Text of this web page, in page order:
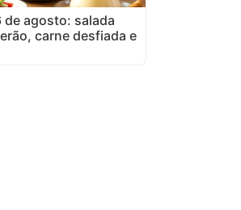
de agosto: salada
carne desfiada e